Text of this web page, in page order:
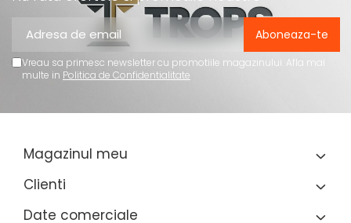
Vreau sa primesc newsletter cu promotiile magazinului. Afla mai
multe in Politica de Confidentialitate
Magazinul meu
Clienti
Date comerciale